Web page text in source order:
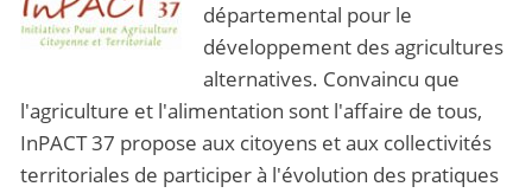
départemental pour le
développement des agricultures
alternatives. Convaincu que
l'agriculture et l'alimentation sont l'affaire de tous,
InPACT 37 propose aux citoyens et aux collectivités
territoriales de participer à l'évolution des pratiques